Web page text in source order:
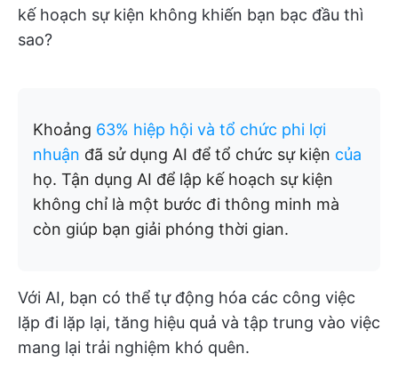
kế hoạch sự kiện không khiến bạn bạc đầu thì
sao?
Khoảng 63% hiệp hội và tổ chức phi lợi
nhuận đã sử dụng AI để tổ chức sự kiện của
họ. Tận dụng AI để lập kế hoạch sự kiện
không chỉ là một bước đi thông minh mà
còn giúp bạn giải phóng thời gian.
Với AI, bạn có thể tự động hóa các công việc
lặp đi lặp lại, tăng hiệu quả và tập trung vào việc
mang lại trải nghiệm khó quên.